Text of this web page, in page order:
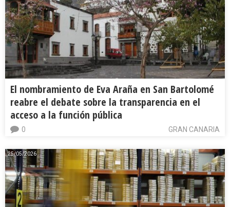
El nombramiento de Eva Araña en San Bartolomé
reabre el debate sobre la transparencia en el
acceso a la función pública
GRAN CANARIA
0
25/05/2026